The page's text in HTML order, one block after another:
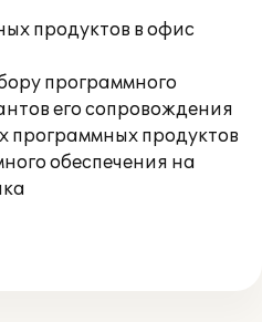
продуктов в офис
программного
его сопровождения
продуктов
обеспечения на